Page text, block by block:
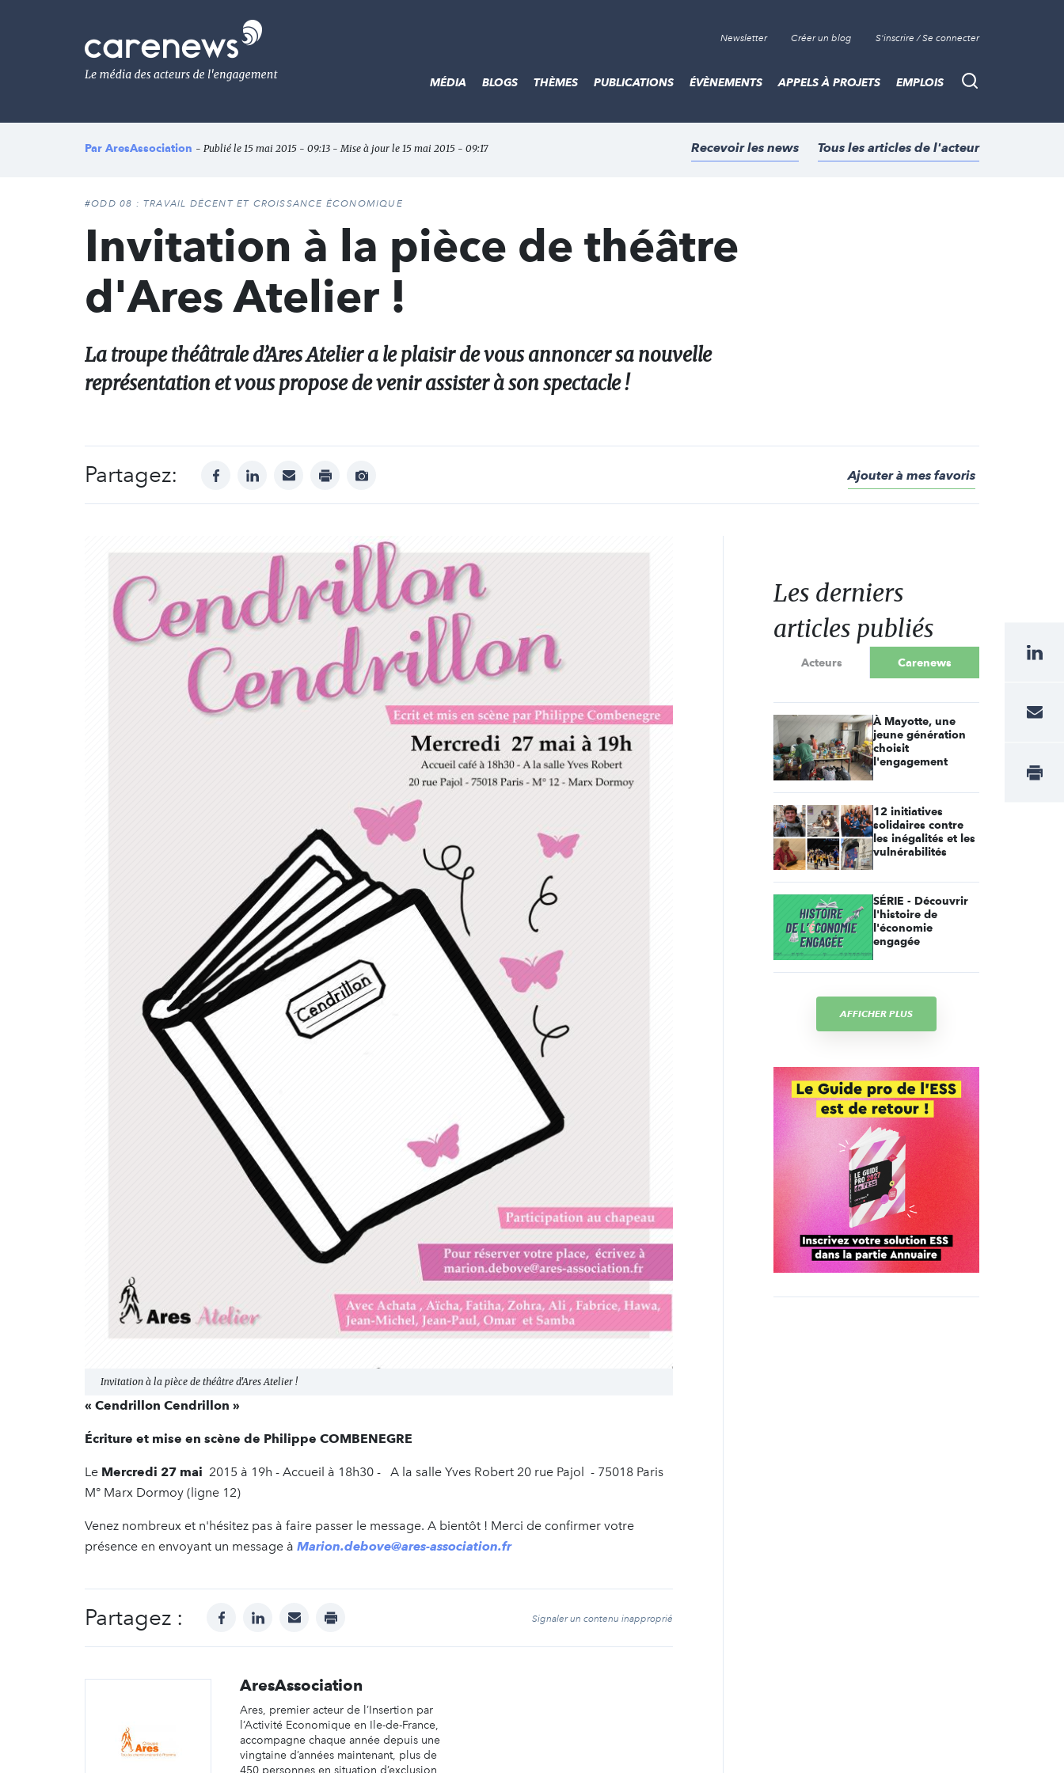
Le
média
de
l'engagement
Newsletter Créer un blog S'inscrire / Se connecter
Recherche
MÉDIA BLOGS THÈMES PUBLICATIONS ÉVÈNEMENTS APPELS À PROJETS EMPLOIS
Par AresAssociation - Publié le 15 mai 2015 - 09:13 - Mise à jour le 15 mai 2015 - 09:17 Recevoir les news Tous les articles de l'acteur
#ODD 08 : TRAVAIL DÉCENT ET CROISSANCE ÉCONOMIQUE
Invitation à la pièce de théâtre
d'Ares Atelier !
La troupe théâtrale d’Ares Atelier a le plaisir de vous annoncer sa nouvelle
représentation et vous propose de venir assister à son spectacle !
Partagez: facebooklinkedinmail print
Afficher
Ajouter à mes favoris
Invitation à la pièce de théâtre d'Ares Atelier !
« Cendrillon Cendrillon »
Écriture et mise en scène de Philippe COMBENEGRE
Le Mercredi 27 mai 2015 à 19h - Accueil à 18h30 - A la salle Yves Robert 20 rue Pajol - 75018 Paris
M° Marx Dormoy (ligne 12)
Venez nombreux et n'hésitez pas à faire passer le message. A bientôt ! Merci de confirmer votre
présence en envoyant un message à Marion.debove@ares-association.fr
Partagez : facebooklinkedinmail print Signaler un contenu inapproprié
AresAssociation
Ares, premier acteur de l’Insertion par
l’Activité Economique en Ile-de-France,
accompagne chaque année depuis une
vingtaine d’années maintenant, plus de
450 personnes en situation d’exclusion
Les derniers
articles publiés
Acteurs Carenews
À Mayotte, une
jeune génération
choisit
l'engagement
12 initiatives
solidaires contre
les inégalités et les
vulnérabilités
SÉRIE - Découvrir
l'histoire de
l'économie
engagée
AFFICHER PLUS